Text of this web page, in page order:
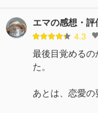
エマの感想・評
4.3
最後目覚めるの
た。
あとは、恋愛の